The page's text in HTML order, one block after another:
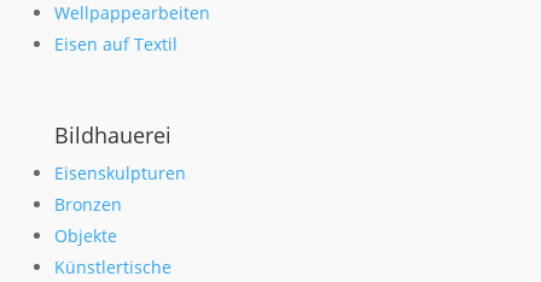
Wellpappearbeiten
Eisen auf Textil
Bildhauerei
Eisenskulpturen
Bronzen
Objekte
Künstlertische